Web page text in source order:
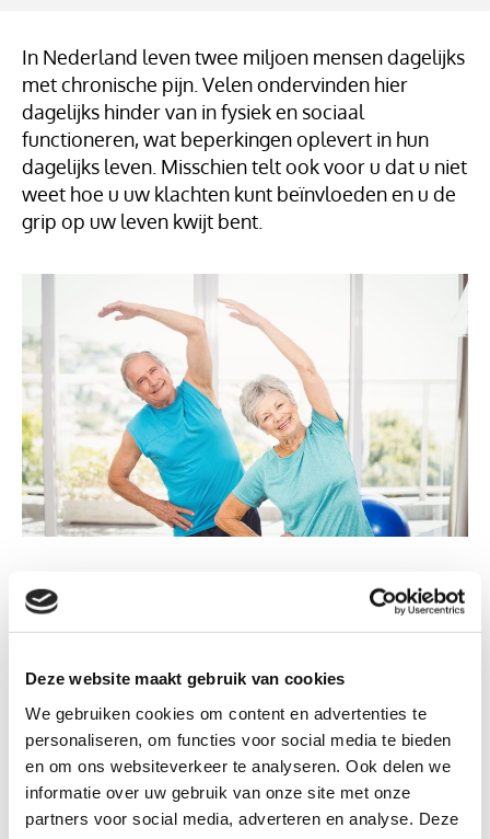
Deze website maakt gebruik van cookies
We gebruiken cookies om content en advertenties te
personaliseren, om functies voor social media te bieden
en om ons websiteverkeer te analyseren. Ook delen we
informatie over uw gebruik van onze site met onze
partners voor social media, adverteren en analyse. Deze
In Nederland leven twee miljoen mensen dagelijks
met chronische pijn. Velen ondervinden hier
dagelijks hinder van in fysiek en sociaal
functioneren, wat beperkingen oplevert in hun
dagelijks leven. Misschien telt ook voor u dat u niet
weet hoe u uw klachten kunt beïnvloeden en u de
grip op uw leven kwijt bent.
Behandelmethode Netwerk Chronische Pijn
Het Netwerk Chronische Pijn introduceert een
vernieuwde behandelmethode, speciaal ontwikkeld voor
Mensendieck die lid zijn van dit netwerk, zijn extra
geschoold en houden dit jaarlijks bij, waardoor ze
allemaal volgens dezelfde behandelmethodiek werken.